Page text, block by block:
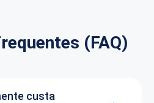
(FAQ)
custa